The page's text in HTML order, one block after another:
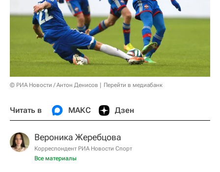
© РИА Новости / Антон Денисов Перейти в медиабанк
Читать в МАКС Дзен
Вероника Жеребцова
Корреспондент РИА Новости Спорт
Все материалы